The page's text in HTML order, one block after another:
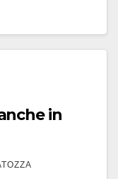
in